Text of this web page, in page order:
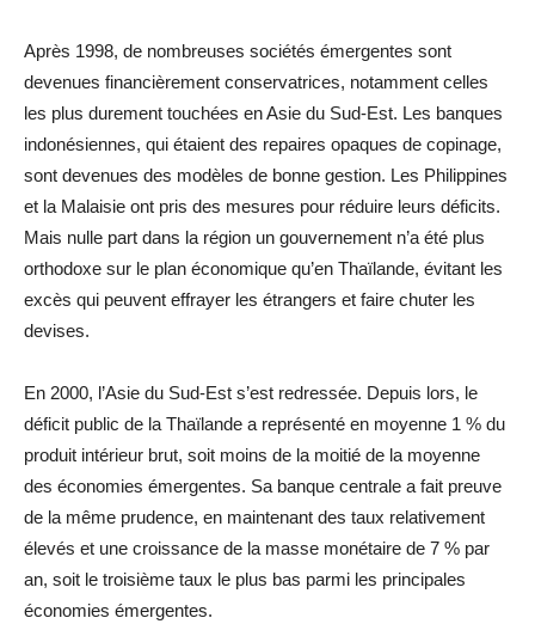
Après 1998, de nombreuses sociétés émergentes sont
devenues financièrement conservatrices, notamment celles
les plus durement touchées en Asie du Sud-Est. Les banques
indonésiennes, qui étaient des repaires opaques de copinage,
sont devenues des modèles de bonne gestion. Les Philippines
et la Malaisie ont pris des mesures pour réduire leurs déficits.
Mais nulle part dans la région un gouvernement n’a été plus
orthodoxe sur le plan économique qu’en Thaïlande, évitant les
excès qui peuvent effrayer les étrangers et faire chuter les
devises.
En 2000, l’Asie du Sud-Est s’est redressée. Depuis lors, le
déficit public de la Thaïlande a représenté en moyenne 1 % du
produit intérieur brut, soit moins de la moitié de la moyenne
des économies émergentes. Sa banque centrale a fait preuve
de la même prudence, en maintenant des taux relativement
élevés et une croissance de la masse monétaire de 7 % par
an, soit le troisième taux le plus bas parmi les principales
économies émergentes.